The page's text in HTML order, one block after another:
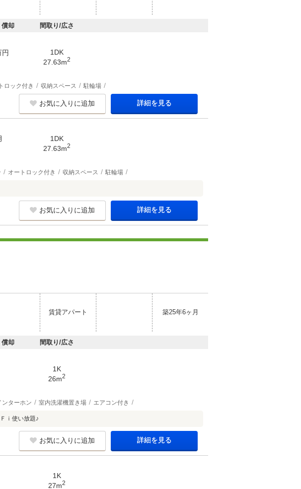
却 間取り/広さ
1DK
27.63m2
ロック付き 収納スペース 駐輪場
お気に入りに追加 詳細を見る
1DK
27.63m2
オートロック付き 収納スペース 駐輪場
お気に入りに追加 詳細を見る
賃貸アパート 築25年6ヶ月
却 間取り/広さ
1K
26m2
ンターホン 室内洗濯機置き場 エアコン付き
ｉ使い放題♪
お気に入りに追加 詳細を見る
1K
27m2